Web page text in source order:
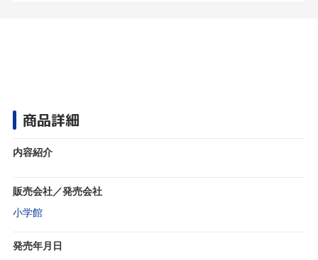
商品詳細
内容紹介
販売会社／発売会社
小学館
発売年月日